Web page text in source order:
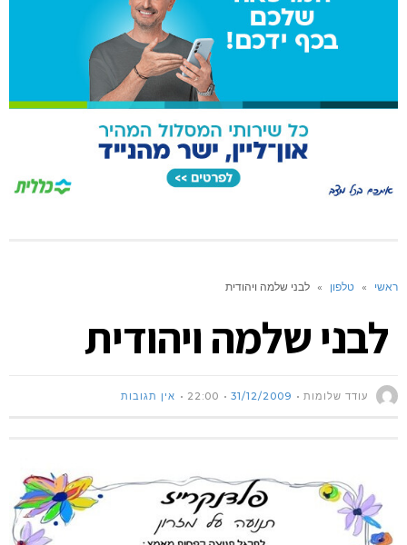
ראשי » טלפון » לבני שלמה ויהודית
לבני שלמה ויהודית
עודד שלומות 31/12/2009
22:00 אין תגובות